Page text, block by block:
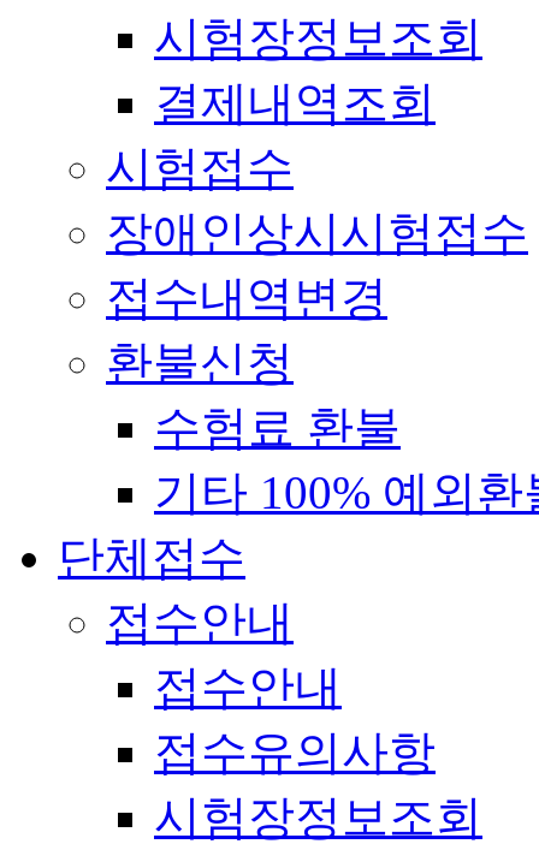
시험장정보조회
결제내역조회
시험접수
장애인상시시험접수
접수내역변경
환불신청
수험료 환불
기타 100% 예외환
단체접수
접수안내
접수안내
접수유의사항
시험장정보조회